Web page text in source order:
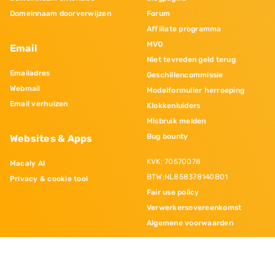
Domeinnaam doorverwijzen
Email
Emailadres
Webmail
Email verhuizen
Websites & Apps
Macaly AI
Privacy & cookie tool
Forum
Affiliate programma
MVO
Niet tevreden geld terug
Geschillencommissie
Modelformulier herroeping
Klokkenluiders
Misbruik melden
Bug bounty
KVK: 70570078
BTW:NL858378140B01
Fair use policy
Verwerkersovereenkomst
Algemene voorwaarden